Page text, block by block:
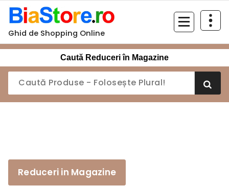
Sari
conținut
Ghid de Shopping Online
Caută Reduceri în Magazine
Reduceri in Magazine